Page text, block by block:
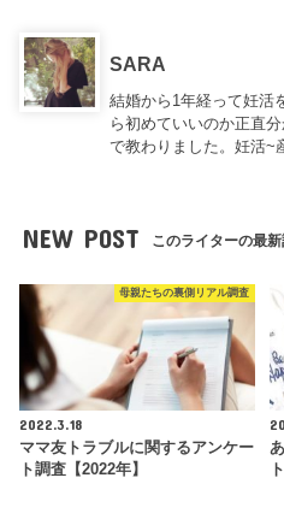
SARA
結婚から1年経って妊活
ら初めていいのか正直
で教わりました。妊活~
NEW POST このライターの最
母親たちの裏側リアル調査
2022.3.18
ママ友トラブルに関するアンケー
ト調査【2022年】